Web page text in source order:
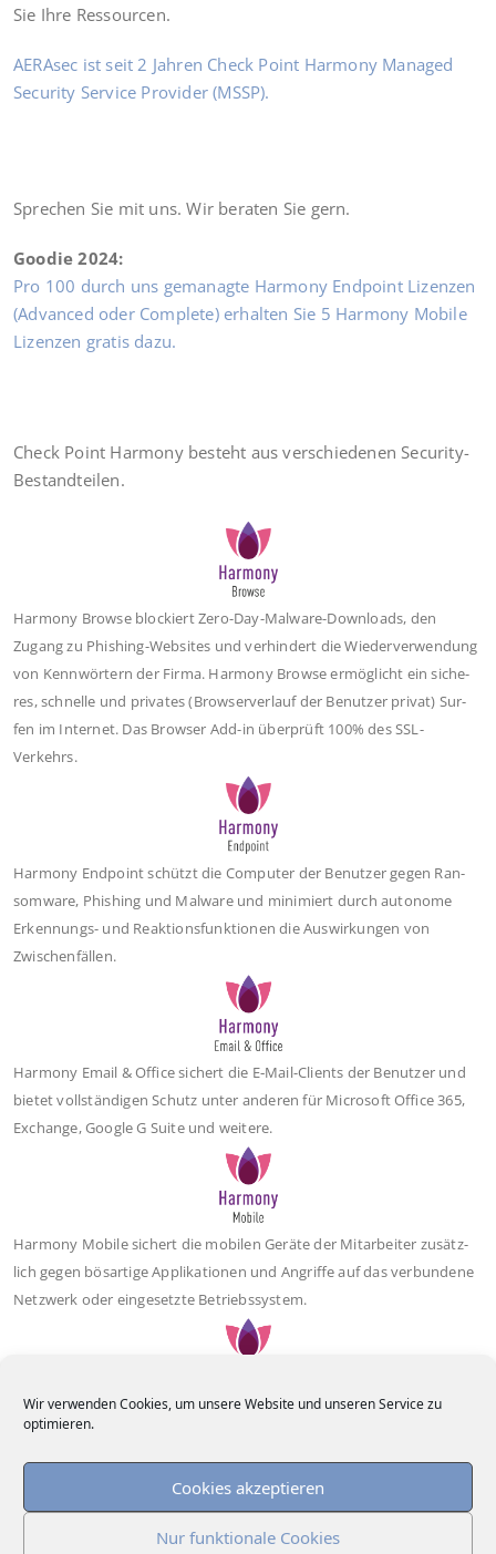
Wir verwenden Cookies, um unsere Website und unseren Service zu
optimieren.
Cookies akzeptieren
Nur funktionale Cookies
Sie Ihre Ressourcen.
AER­Asec ist seit 2 Jah­ren Check Point Harm­o­ny Mana­ged
Secu­ri­ty Ser­vice Pro­vi­der (MSSP).
Spre­chen Sie mit uns. Wir bera­ten Sie gern.
Goo­die 2024:
Pro 100 durch uns gema­nag­te Harm­o­ny End­point Lizen­zen
(Advan­ced oder Com­ple­te) erhal­ten Sie 5 Harm­o­ny Mobi­le
Lizen­zen gra­tis dazu.
Check Point Harm­o­ny besteht aus ver­schie­de­nen Security-
Bestandteilen.
Harm­o­ny Brow­se blo­ckiert Zero-Day-Mal­wa­re-Down­loads, den
Zugang zu Phis­hing-Web­sites und ver­hin­dert die Wie­der­ver­wen­dung
von Kenn­wör­tern der Fir­ma. Harm­o­ny Brow­se ermög­licht ein siche­
res, schnel­le und pri­va­tes (Brow­ser­ver­lauf der Benut­zer pri­vat) Sur­
fen im Inter­net. Das Brow­ser Add-in über­prüft 100% des SSL-
Verkehrs.
Harm­o­ny End­point schützt die Com­pu­ter der Benut­zer gegen Ran­
som­wa­re, Phis­hing und Mal­wa­re und mini­miert durch auto­no­me
Erken­nungs- und Reak­ti­ons­funk­tio­nen die Aus­wir­kun­gen von
Zwischenfällen.
Harm­o­ny Email & Office sichert die E‑Mail-Cli­ents der Benut­zer und
bie­tet voll­stän­di­gen Schutz unter ande­ren für Micro­soft Office 365,
Exch­an­ge, Goog­le G Suite und weitere.
Harm­o­ny Mobi­le sichert die mobi­len Gerä­te der Mit­ar­bei­ter zusätz­
lich gegen bös­ar­ti­ge Appli­ka­tio­nen und Angrif­fe auf das ver­bun­de­ne
Netz­werk oder ein­ge­setz­te Betriebssystem.
Harm­o­ny Con­nect ver­bin­det jeden Benut­zer oder jede Nie­der­las­sung
work Access von jedem Browser.